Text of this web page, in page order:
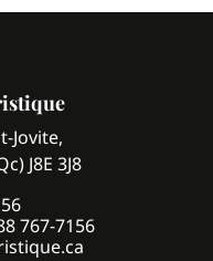
Jovite,
J8E 3J8
767-7156